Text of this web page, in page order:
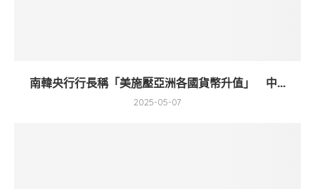
南韓央行行長稱「美施壓亞洲各國貨幣升值」 中...
2025-05-07